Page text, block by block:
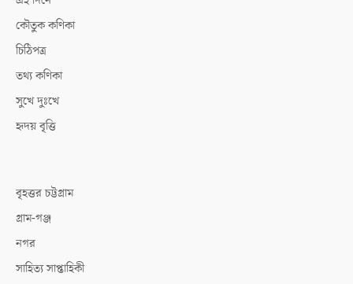
কৌতুক কণিকা
চিঠিপত্র
তথ্য কণিকা
সুখে দুঃখে
হৃদয় বৃত্তি
বৃহত্তর চট্টগ্রাম
গ্রাম-গঞ্জ
নগর
সাহিত্য সাপ্তাহিকী